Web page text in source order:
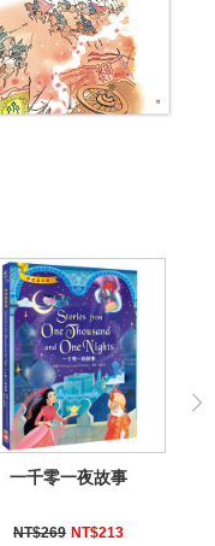
一千零一夜故事
NT$269 NT$213